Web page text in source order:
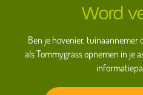
Word
Ben je hovenier,
als Tommygrass opnemen in je